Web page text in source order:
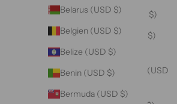
Belarus (USD $)
Belgien (USD $)
Belize (USD $)
Benin (USD $)
Bermuda (USD $)
Albanien (USD $)
Algerien (USD $)
Amerikanische
Überseeinseln (USD